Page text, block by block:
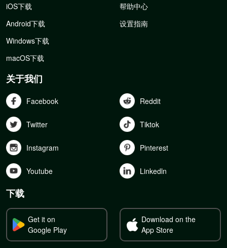
iOS下载
Android下载
Windows下载
macOS下载
帮助中心
设置指南
关于我们
Facebook Reddit
Twitter Tiktok
Instagram Pinterest
Youtube Linkedln
下载
Get it on
Google Play
Download on the
App Store